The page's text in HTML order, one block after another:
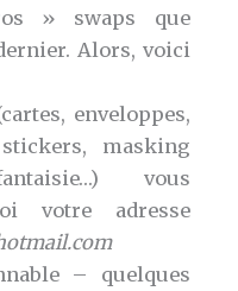
» swaps que
Alors, voici
enveloppes,
masking
vous
votre adresse
– quelques